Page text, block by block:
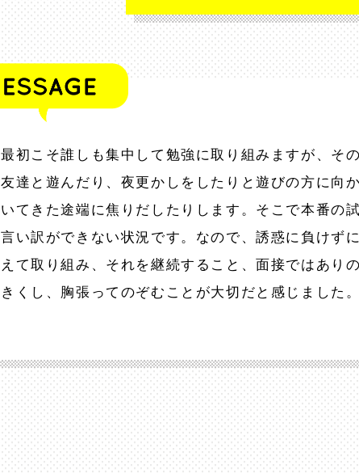
最初こそ誰しも集中して勉強に取り組みますが、そ
友達と遊んだり、夜更かしをしたりと遊びの方に向
いてきた途端に焦りだしたりします。そこで本番の
言い訳ができない状況です。なので、誘惑に負けず
えて取り組み、それを継続すること、面接ではあり
きくし、胸張ってのぞむことが大切だと感じました。